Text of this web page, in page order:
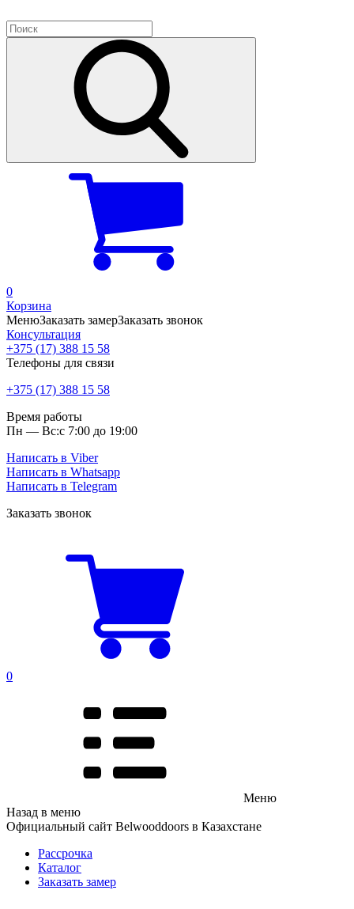
0
Корзина
МенюЗаказать замерЗаказать звонок
Консультация
+375 (17) 388 15 58
Телефоны для связи
+375 (17) 388 15 58
Время работы
Пн — Вс:с 7:00 до 19:00
Написать в Viber
Написать в Whatsapp
Написать в Telegram
Заказать звонок
0
Меню
Назад в меню
Официальный сайт Belwooddoors в Казахстане
Рассрочка
Каталог
Заказать замер